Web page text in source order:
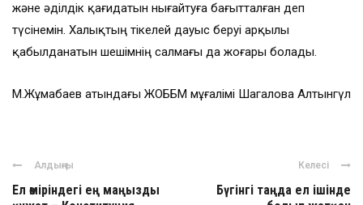
және әділдік қағидатын нығайтуға бағытталған деп
түсінемін. Халықтың тікелей дауыс беруі арқылы
қабылданатын шешімнің салмағы да жоғары болады.
М.Жұмабаев атындағы ЖОББМ мұғалімі Шагалова Алтынгүл
Алдыңғы
Ел өміріндегі ең маңызды
Келесі
Бүгінгі таңда ел ішінде